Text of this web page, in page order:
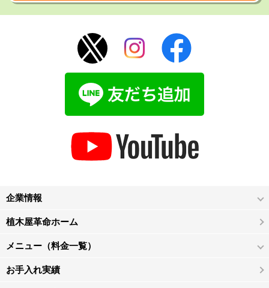
企業情報
植木屋革命ホーム
メニュー（料金一覧）
お手入れ実績